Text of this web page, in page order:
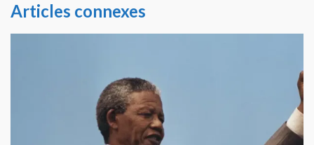
Articles connexes